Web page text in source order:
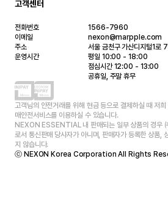
고객센터
전화번호
1566-7960
이메일
nexon@marpple.com
주소
서울 금천구 가산디지털1
운영시간
평일 10:00 - 18:00
점심시간 12:00 - 13:00
공휴일, 주말 휴무
고객님의 안전거래를 위해 현금 등으로 결제하실 때 저
매안전서비스를 이용하실 수 있습니다.
NEXON ESSENTIAL 내 판매되는 일부 상품의 경우
로서 통신판매 당사자가 아니며, 판매자가 등록한 상품,
지 않습니다.
ⓒ NEXON Korea Corporation All Rights